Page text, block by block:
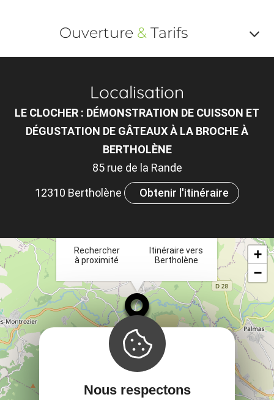
Ouverture & Tarifs
Localisation
LE CLOCHER : DÉMONSTRATION DE CUISSON ET
DÉGUSTATION DE GÂTEAUX À LA BROCHE À
BERTHOLÈNE
85 rue de la Rande
12310 Bertholène
Obtenir l'itinéraire
Rechercher
à proximité
Itinéraire vers
Bertholène
+
−
Nous respectons